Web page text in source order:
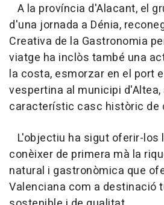
A la província d'Alacant, el
d'una jornada a Dénia,
Creativa de la Gastronomia
viatge ha inclòs també una
la costa, esmorzar en el port
vespertina al municipi d'Altea,
característic casc històric de
L'objectiu ha sigut oferir-los
conèixer de primera mà la
natural i gastronòmica que
Valenciana com a destinació